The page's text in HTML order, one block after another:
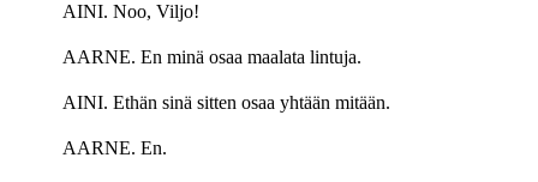
AINI. Noo, Viljo!
AARNE. En minä osaa maalata lintuja.
AINI. Ethän sinä sitten osaa yhtään mitään.
AARNE. En.